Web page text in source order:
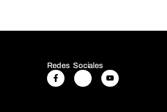
Redes Sociales